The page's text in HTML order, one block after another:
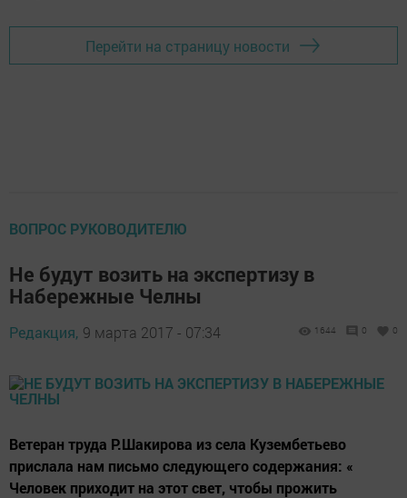
Перейти на страницу новости
ВОПРОС РУКОВОДИТЕЛЮ
Не будут возить на экспертизу в
Набережные Челны
Редакция, 9 марта 2017 - 07:34 1644 0 0
Ветеран труда Р.Шакирова из села Кузембетьево
прислала нам письмо следующего содержания: «
Человек приходит на этот свет, чтобы прожить